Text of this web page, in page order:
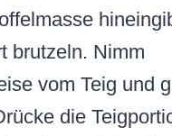
brutzeln. Nimm
vom Teig und
die